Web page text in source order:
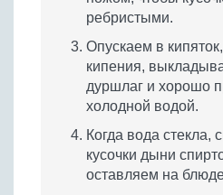
ребристыми.
Опускаем в
кипения,
дуршлаг и хорошо
холодной водой.
Когда вода стекла,
кусочки дыни
оставляем на